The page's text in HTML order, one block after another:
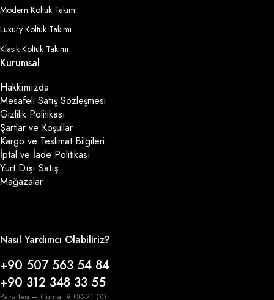
Modern Koltuk Takımı
Luxury Koltuk Takımı
Klasik Koltuk Takımı
Kurumsal
Hakkımızda
Mesafeli Satış Sözleşmesi
Gizlilik Politikası
Şartlar ve Koşullar
Kargo ve Teslimat Bilgileri
İptal ve İade Politikası
Yurt Dışı Satış
Mağazalar
Nasıl Yardımcı Olabiliriz?
+90 507 563 54 84
+90 312 348 33 55
Pazartesi – Cuma: 9:00-21:00